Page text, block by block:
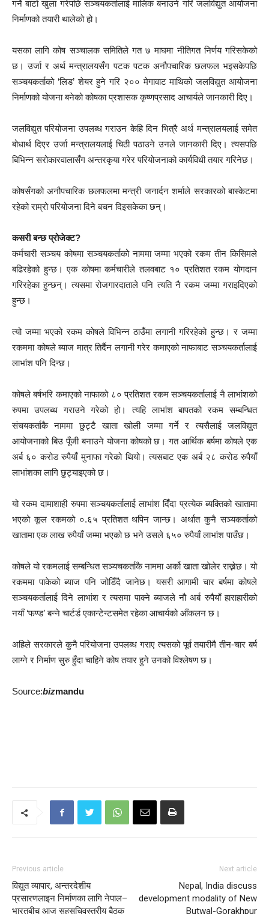
गर्ने बाटो खुला गरेपछि सञ्चयकर्तालाई मालिक बनाउने गरि जलविद्युत आयोजना
निर्माणको तयारी थालेको हो।
यसका लागि कोष सञ्चालक समितिले गत ७ माघमा नीतिगत निर्णय गरिसकेको
छ। उर्जा र अर्थ मन्त्रालयसँग पटक पटक अनौपचारिक छलफल भइसकेपछि
सञ्चयकर्ताको ‘लिड’ शेयर हुने गरि २०० मेगावाट माथिको जलविद्युत आयोजना
निर्माणको योजना बनेको कोषका प्रशासक कृष्णप्रसाद आचार्यले जानकारी दिए।
जलविद्युत परियोजना उपलब्ध गराउन केहि दिन भित्रै अर्थ मन्त्रालयलाई समेत
बोधार्थ दिएर उर्जा मन्त्रालयलाई चिठी पठाउने उनले जानकारी दिए। त्यसपछि
बिभिन्न सरोकारवालासँग अन्तरकृया गरेर परियोजनाको कार्यविधी तयार गरिनेछ।
कोषसँगको अनौपचारिक छलफलमा मन्त्री जनार्दन शर्माले सरकारको बास्केटमा
रहेको राम्रो परियोजना दिने बचन दिइसकेका छन्।
कसरी बन्छ प्रोजेक्ट?
कर्मचारी सञ्चय कोषमा सञ्चयकर्ताको नाममा जम्मा भएको रकम तीन किसिमले
बढिरहेको हुन्छ। एक कोषमा कर्मचारीले तलवबाट १० प्रतिशत रकम योगदान
गरिरहेका हुन्छन्। त्यसमा रोजगारदाताले पनि त्यति नै रकम जम्मा गराइदिएको
हुन्छ।
त्यो जम्मा भएको रकम कोषले विभिन्न ठाउँमा लगानी गरिरहेको हुन्छ। र जम्मा
रकममा कोषले ब्याज मात्र तिर्दैन लगानी गरेर कमाएको नाफाबाट सञ्चयकर्तालाई
लाभांश पनि दिन्छ।
कोषले बर्षभरि कमाएको नाफाको ८० प्रतिशत रकम सञ्चयकर्तालाई नै लाभांशको
रुपमा उपलब्ध गराउने गरेको हो। त्यहि लाभांश बापतको रकम सम्बन्धित
संचयकर्ताकै नाममा छुट्टै खाता खोली जम्मा गर्ने र त्यसैलाई जलविद्युत
आयोजनाको बिउ पूँजी बनाउने योजना कोषको छ। गत आर्थिक बर्षमा कोषले एक
अर्ब ६० करोड रुपैयाँ मुनाफा गरेको थियो। त्यसबाट एक अर्ब २८ करोड रुपैयाँ
लाभांशका लागि छुट्याइएको छ।
यो रकम दामाशाही रुपमा सञ्चयकर्तालाई लाभांश दिँदा प्रत्येक ब्यक्तिको खातामा
भएको कूल रकमको ०.६५ प्रतिशत थपिन जान्छ। अर्थात कुनै सञ्यकर्ताको
खातामा एक लाख रुपैयाँ जम्मा भएको छ भने उसले ६५० रुपैयाँ लाभांश पाउँछ।
कोषले यो रकमलाई सम्बन्धित सञ्यचकर्ताकै नाममा अर्को खाता खोलेर राख्नेछ। यो
रकममा पाकेको ब्याज पनि जोडिँदै जानेछ। यसरी आगामी चार बर्षमा कोषले
सञ्चयकर्तालाई दिने लाभांश र त्यसमा पाक्ने ब्याजले नौ अर्ब रुपैयाँ हाराहारीको
नयाँ ‘फण्ड’ बन्ने चार्टर्ड एकान्टेन्टसमेत रहेका आचार्यको आँकलन छ।
अहिले सरकारले कुनै परियोजना उपलब्ध गराए त्यसको पूर्व तयारीमै तीन-चार बर्ष
लाग्ने र निर्माण सुरु हुँदा चाहिने कोष तयार हुने उनको विश्लेषण छ।
Source:bizmandu
Previous article
विद्युत व्यापार, अन्तरदेशीय
प्रसारणलाइन निर्माणका लागि नेपाल–
भारतबीच आज सहसचिवस्तरीय बैठक
Next article
Nepal, India discuss
development modality of New
Butwal-Gorakhpur